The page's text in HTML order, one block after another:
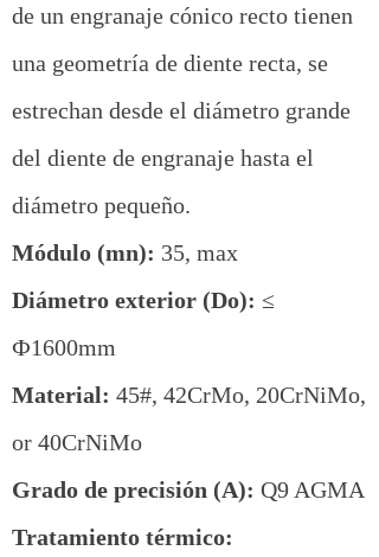
de un engranaje cónico recto tienen
una geometría de diente recta, se
estrechan desde el diámetro grande
del diente de engranaje hasta el
diámetro pequeño.
Módulo (mn): 35, max
Diámetro exterior (Do): ≤
Ф1600mm
Material: 45#, 42CrMo, 20CrNiMo,
or 40CrNiMo
Grado de precisión (A): Q9 AGMA
Tratamiento térmico: